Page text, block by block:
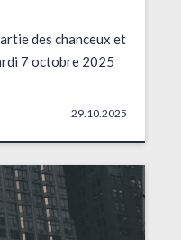
des chanceux et
7 octobre 2025
29.10.2025